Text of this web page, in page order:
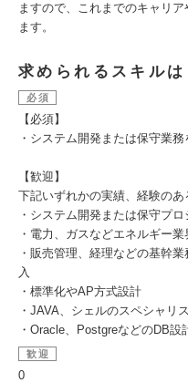
ますので、これまでのキャリ
ます。
求められるスキルは
必須
【必須】
・システム開発または保守業
【歓迎】
下記いずれかの実績、経験のあ
・システム開発または保守プ
・電力、ガスなどエネルギー
・販売管理、経理などの基幹
入
・標準化やAP方式設計
・JAVA、シェルのスペシャリ
・Oracle、PostgreなどのDB設
歓迎
0